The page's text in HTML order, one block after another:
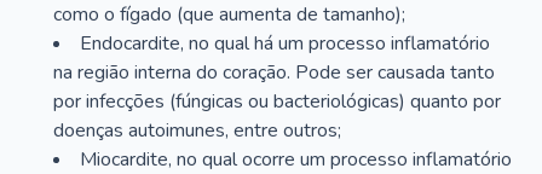
como o fígado (que aumenta de tamanho);
Endocardite, no qual há um processo inflamatório
na região interna do coração. Pode ser causada tanto
por infecções (fúngicas ou bacteriológicas) quanto por
doenças autoimunes, entre outros;
Miocardite, no qual ocorre um processo inflamatório